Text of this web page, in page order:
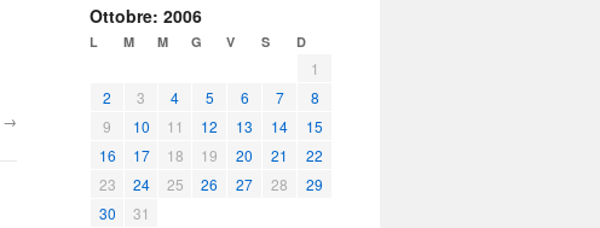
→
Ottobre: 2006
L M M G V S D
1
2
3 4 5 6 7
8
9
10 11 12 13 14
15
16
17 18 19 20 21
22
23
24 25 26 27 28
29
30
31